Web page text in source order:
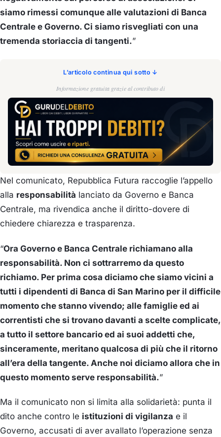
siamo rimessi comunque alle valutazioni di Banca
Centrale e Governo. Ci siamo risvegliati con una
tremenda storiaccia di tangenti.”
L’articolo continua qui sotto ↓
Informazione gratuita grazie al contributo di
Nel comunicato, Repubblica Futura raccoglie l’appello
alla responsabilità lanciato da Governo e Banca
Centrale, ma rivendica anche il diritto-dovere di
chiedere chiarezza e trasparenza.
“Ora Governo e Banca Centrale richiamano alla
responsabilità. Non ci sottrarremo da questo
richiamo. Per prima cosa diciamo che siamo vicini a
tutti i dipendenti di Banca di San Marino per il difficile
momento che stanno vivendo; alle famiglie ed ai
correntisti che si trovano davanti a scelte complicate,
a tutto il settore bancario ed ai suoi addetti che,
sinceramente, meritano qualcosa di più che il ritorno
all’era della tangente. Anche noi diciamo allora che in
questo momento serve responsabilità.”
Ma il comunicato non si limita alla solidarietà: punta il
dito anche contro le istituzioni di vigilanza e il
Governo, accusati di aver avallato l’operazione senza